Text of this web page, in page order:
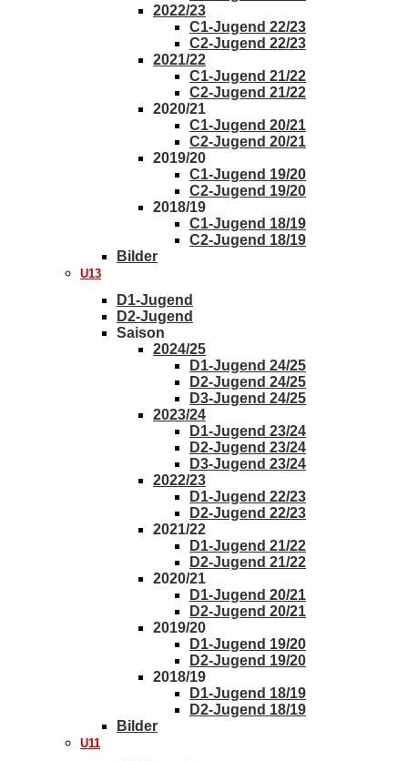
2022/23
C1-Jugend 22/23
C2-Jugend 22/23
2021/22
C1-Jugend 21/22
C2-Jugend 21/22
2020/21
C1-Jugend 20/21
C2-Jugend 20/21
2019/20
C1-Jugend 19/20
C2-Jugend 19/20
2018/19
C1-Jugend 18/19
C2-Jugend 18/19
Bilder
U13
D1-Jugend
D2-Jugend
Saison
2024/25
D1-Jugend 24/25
D2-Jugend 24/25
D3-Jugend 24/25
2023/24
D1-Jugend 23/24
D2-Jugend 23/24
D3-Jugend 23/24
2022/23
D1-Jugend 22/23
D2-Jugend 22/23
2021/22
D1-Jugend 21/22
D2-Jugend 21/22
2020/21
D1-Jugend 20/21
D2-Jugend 20/21
2019/20
D1-Jugend 19/20
D2-Jugend 19/20
2018/19
D1-Jugend 18/19
D2-Jugend 18/19
Bilder
U11